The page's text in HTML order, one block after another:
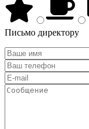
Письмо директору